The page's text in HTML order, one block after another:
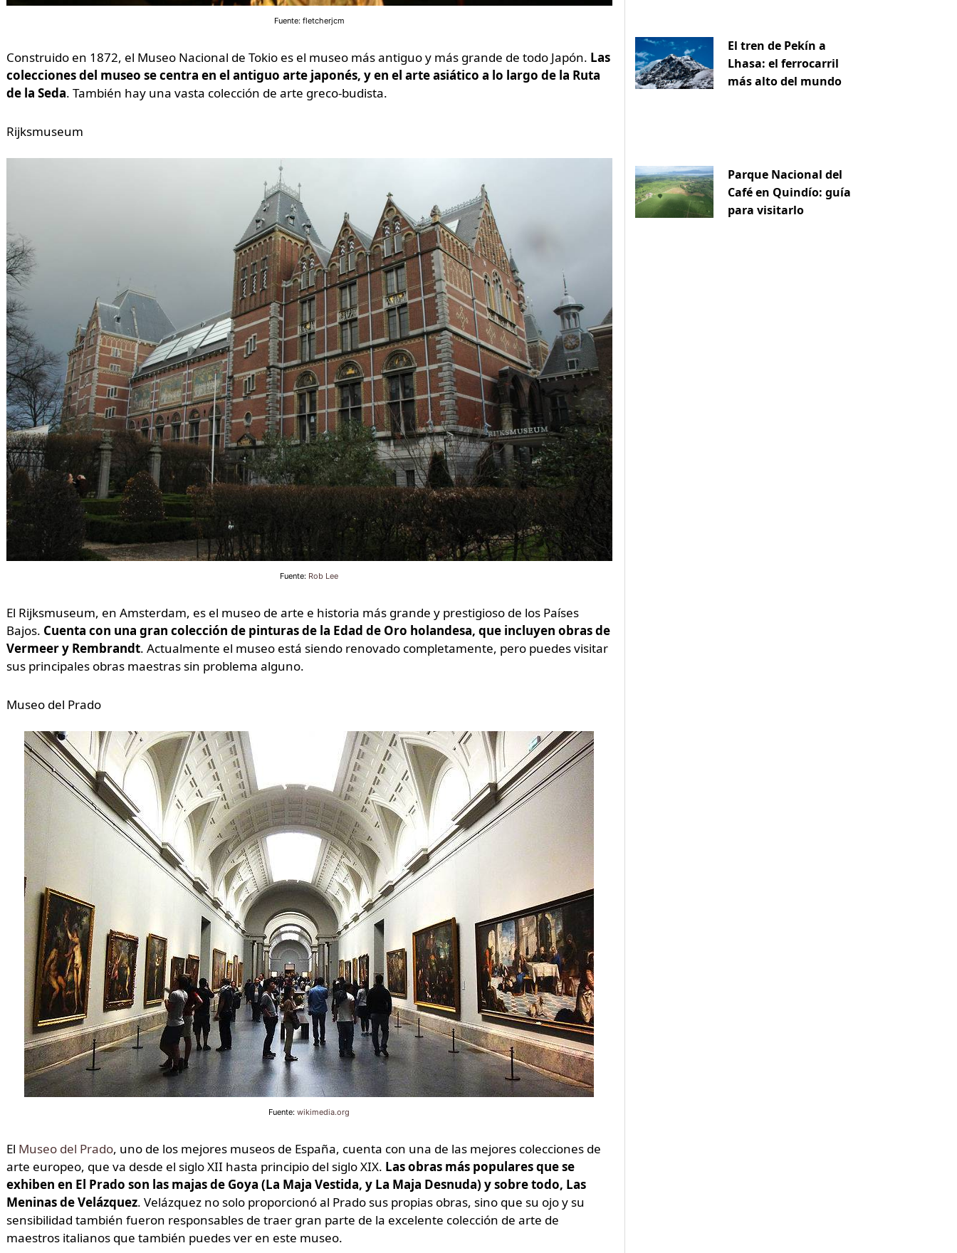
Fuente: fletcherjcm
Construido en 1872, el Museo Nacional de Tokio es el museo más antiguo y más grande de todo Japón. Las
colecciones del museo se centra en el antiguo arte japonés, y en el arte asiático a lo largo de la Ruta
de la Seda. También hay una vasta colección de arte greco-budista.
Rijksmuseum
Fuente: Rob Lee
El Rijksmuseum, en Amsterdam, es el museo de arte e historia más grande y prestigioso de los Países
Bajos. Cuenta con una gran colección de pinturas de la Edad de Oro holandesa, que incluyen obras de
Vermeer y Rembrandt. Actualmente el museo está siendo renovado completamente, pero puedes visitar
sus principales obras maestras sin problema alguno.
Museo del Prado
Fuente:wikimedia.org
El Museo del Prado, uno de los mejores museos de España, cuenta con una de las mejores colecciones de
arte europeo, que va desde el siglo XII hasta principio del siglo XIX. Las obras más populares que se
exhiben en El Prado son las majas de Goya (La Maja Vestida, y La Maja Desnuda) y sobre todo, Las
Meninas de Velázquez. Velázquez no solo proporcionó al Prado sus propias obras, sino que su ojo y su
sensibilidad también fueron responsables de traer gran parte de la excelente colección de arte de
maestros italianos que también puedes ver en este museo.
El tren de Pekín a
Lhasa: el ferrocarril
más alto del mundo
Parque Nacional del
Café en Quindío: guía
para visitarlo